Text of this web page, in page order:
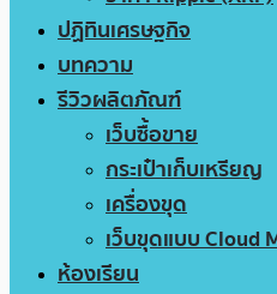
ปฏิทินเศรษฐกิจ
บทความ
รีวิวผลิตภัณฑ์
เว็บซื้อขาย
กระเป๋าเก็บเหรียญ
เครื่องขุด
เว็บขุดแบบ Cloud
ห้องเรียน